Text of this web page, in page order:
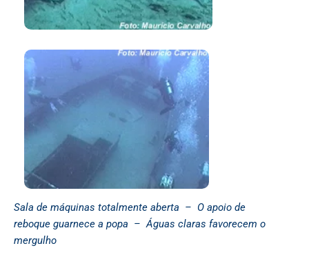
Sala de máquinas totalmente aberta – O apoio de
reboque guarnece a popa – Águas claras favorecem o
mergulho